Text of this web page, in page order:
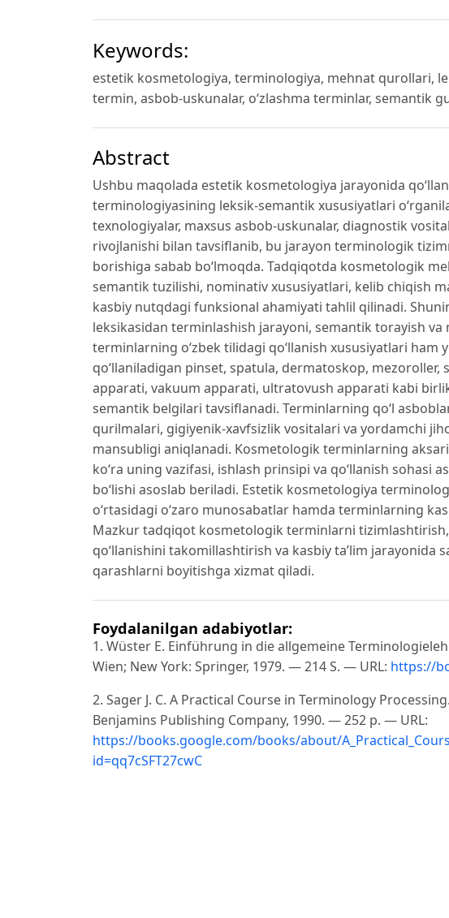
Keywords:
estetik kosmetologiya, terminologiya, mehnat qurollari,
termin, asbob-uskunalar, o‘zlashma terminlar, semantik
Abstract
Ushbu maqolada estetik kosmetologiya jarayonida
terminologiyasining leksik-semantik xususiyatlari
texnologiyalar, maxsus asbob-uskunalar, diagnostik
rivojlanishi bilan tavsiflanib, bu jarayon terminologik
borishiga sabab bo‘lmoqda. Tadqiqotda kosmetologik
semantik tuzilishi, nominativ xususiyatlari, kelib chiqish
kasbiy nutqdagi funksional ahamiyati tahlil qilinadi.
leksikasidan terminlashish jarayoni, semantik torayish va
terminlarning o‘zbek tilidagi qo‘llanish xususiyatlari
qo‘llaniladigan pinset, spatula, dermatoskop,
apparati, vakuum apparati, ultratovush apparati kabi
semantik belgilari tavsiflanadi. Terminlarning qo‘l
qurilmalari, gigiyenik-xavfsizlik vositalari va yordamchi
mansubligi aniqlanadi. Kosmetologik terminlarning
ko‘ra uning vazifasi, ishlash prinsipi va qo‘llanish sohasi
bo‘lishi asoslab beriladi. Estetik kosmetologiya
o‘rtasidagi o‘zaro munosabatlar hamda terminlarning
Mazkur tadqiqot kosmetologik terminlarni tizimlashtirish,
qo‘llanishini takomillashtirish va kasbiy ta’lim jarayonida
qarashlarni boyitishga xizmat qiladi.
Foydalanilgan adabiyotlar:
1. Wüster E. Einführung in die allgemeine
Wien; New York: Springer, 1979. — 214 S. — URL: https://
2. Sager J. C. A Practical Course in Terminology
Benjamins Publishing Company, 1990. — 252 p. — URL:
https://books.google.com/books/about/
id=qq7cSFT27cwC